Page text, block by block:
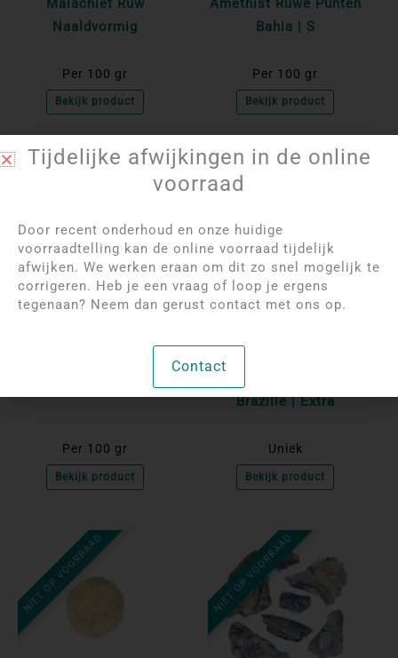
Naaldvormig
Per 100 gr
Bekijk product
Bahia | S
Per 100 gr
Bekijk product
Per 100 gr
Bekijk product
Brazilië | Extra
Uniek
Bekijk product
NIET OP VOORRAAD NIET OP VOORRAAD
Tijdelijke afwijkingen in de online
voorraad
Door recent onderhoud en onze huidige
voorraadtelling kan de online voorraad tijdelijk
afwijken. We werken eraan om dit zo snel mogelijk te
corrigeren. Heb je een vraag of loop je ergens
tegenaan? Neem dan gerust contact met ons op.
Contact